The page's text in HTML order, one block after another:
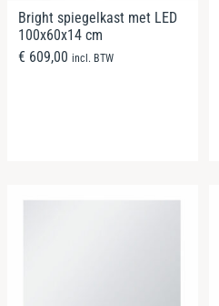
Bright spiegelkast met LED
100x60x14 cm
€ 609,00 incl. BTW